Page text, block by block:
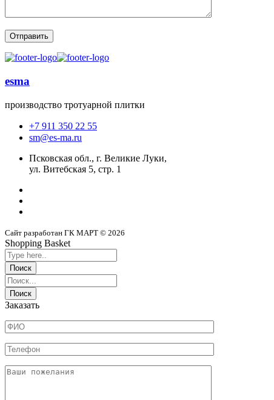
esma
производство тротуарной плитки
+7 911 350 22 55
sm@es-ma.ru
Псковская обл., г. Великие Луки,
ул. Витебская 5, стр. 1
Сайт разработан ГК МАРТ © 2026
Shopping Basket
Заказать